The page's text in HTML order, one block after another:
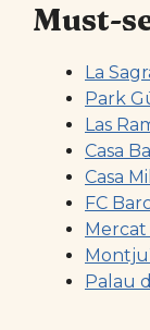
Must-
La
Park
Las
Casa
Casa
FC
Palau